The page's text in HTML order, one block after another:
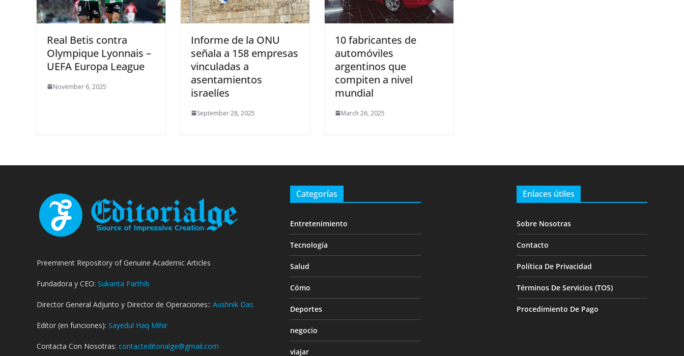
Real Betis contra
Olympique Lyonnais –
UEFA Europa League
November 6, 2025
Informe de la ONU
señala a 158 empresas
vinculadas a
asentamientos
israelíes
September 28, 2025
10 fabricantes de
automóviles
argentinos que
compiten a nivel
mundial
March 26, 2025
Preeminent Repository of Genuine Academic Articles
Fundadora y CEO: Sukanta Parthib
Director General Adjunto y Director de Operaciones:: Aushnik Das
Editor (en funciones): Sayedul Haq Mihir
Contacta Con Nosotras: contacteditorialge@gmail.com
Categorías
Entretenimiento
Tecnología
Salud
Cómo
Deportes
negocio
viajar
Enlaces útiles
Sobre Nosotras
Contacto
Política De Privacidad
Términos De Servicios (TOS)
Procedimiento De Pago